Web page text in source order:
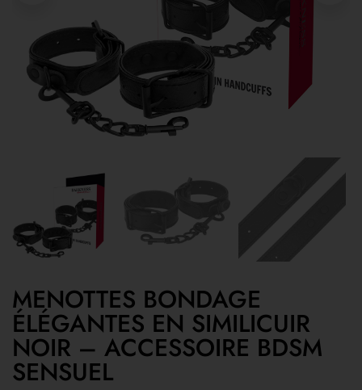
MENOTTES BONDAGE
ÉLÉGANTES EN SIMILICUIR
NOIR – ACCESSOIRE BDSM
SENSUEL